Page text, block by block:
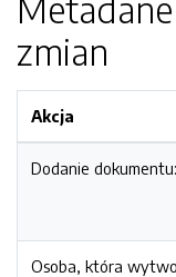
zmian
Akcja
Dodanie dokumentu:
Osoba, która